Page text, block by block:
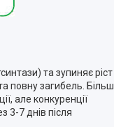
та зупиняє ріст
повну загибель. Більш
але конкуренції
3-7 днів після